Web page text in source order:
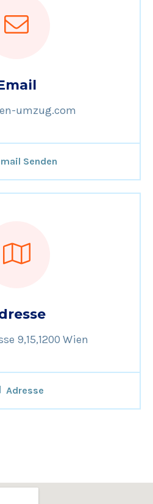
umzug.com
Senden
9,15,1200 Wien
Adresse